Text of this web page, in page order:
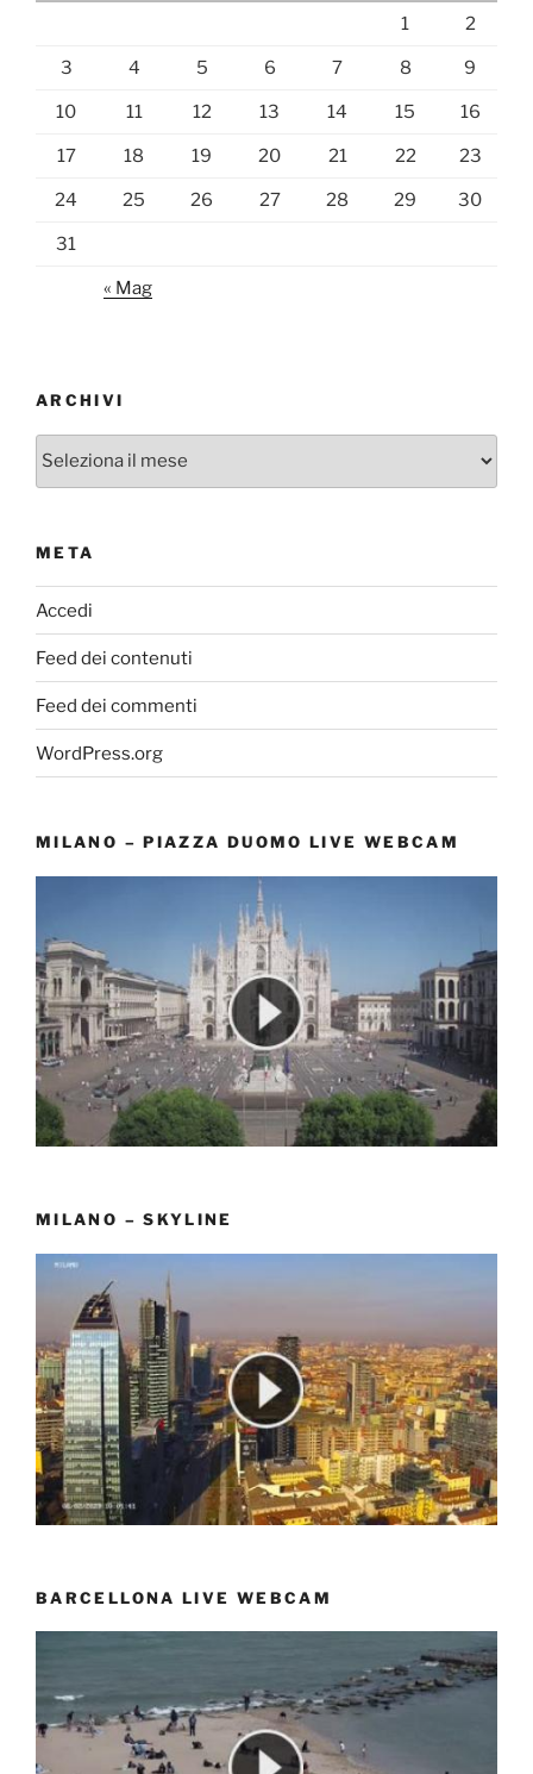
1 2
3 4 5 6 7 8 9
10 11 12 13 14 15 16
17 18 19 20 21 22 23
24 25 26 27 28 29 30
31
« Mag
ARCHIVI
Archivi
META
Accedi
Feed dei contenuti
Feed dei commenti
WordPress.org
MILANO – PIAZZA DUOMO LIVE WEBCAM
MILANO – SKYLINE
BARCELLONA LIVE WEBCAM